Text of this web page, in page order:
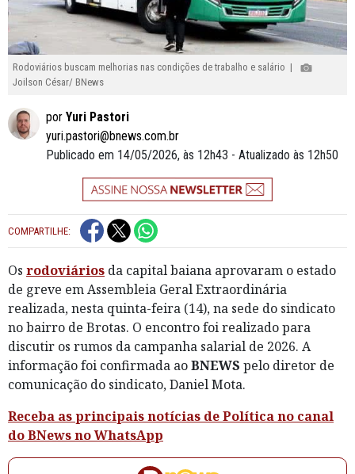
Rodoviários buscam melhorias nas condições de trabalho e salário |
Joilson César/ BNews
por Yuri Pastori
yuri.pastori@bnews.com.br
Publicado em 14/05/2026, às 12h43 - Atualizado às 12h50
COMPARTILHE:
Os rodoviários da capital baiana aprovaram o estado
de greve em Assembleia Geral Extraordinária
realizada, nesta quinta-feira (14), na sede do sindicato
no bairro de Brotas. O encontro foi realizado para
discutir os rumos da campanha salarial de 2026. A
informação foi confirmada aoBNEWS pelo diretor de
comunicação do sindicato, Daniel Mota.
Receba as principais notícias de Política no canal
do BNews no WhatsApp